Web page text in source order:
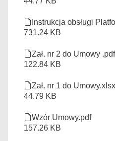
Instrukcja obsługi
731.24 KB
Zał. nr 2 do Umowy .pdf
122.84 KB
Zał. nr 1 do Umowy.xlsx
44.79 KB
Wzór Umowy.pdf
157.26 KB